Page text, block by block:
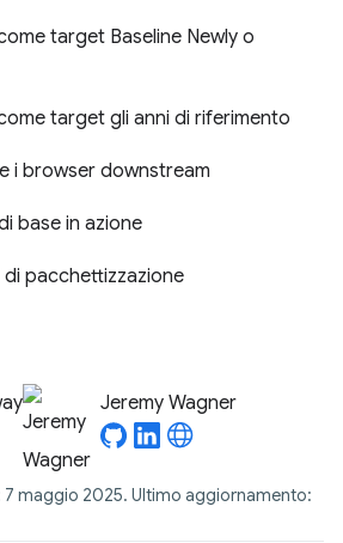
target Baseline Newly o
target gli anni di riferimento
i browser downstream
base in azione
di pacchettizzazione
Jeremy Wagner
maggio 2025. Ultimo aggiornamento: